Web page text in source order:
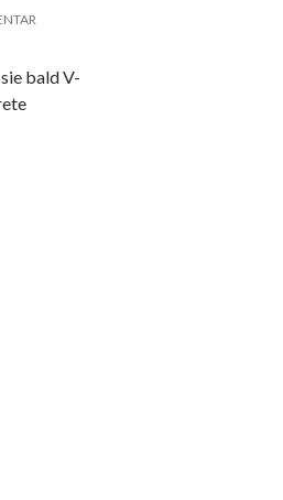
bald V-